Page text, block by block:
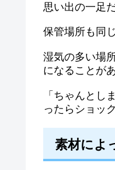
思い出の一足
保管場所も同
湿気の多い場
になることが
「ちゃんと
ったらショッ
素材によ